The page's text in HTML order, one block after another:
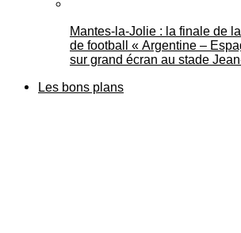
Mantes-la-Jolie : la finale de
de football « Argentine –
sur grand écran au stade
Les bons plans